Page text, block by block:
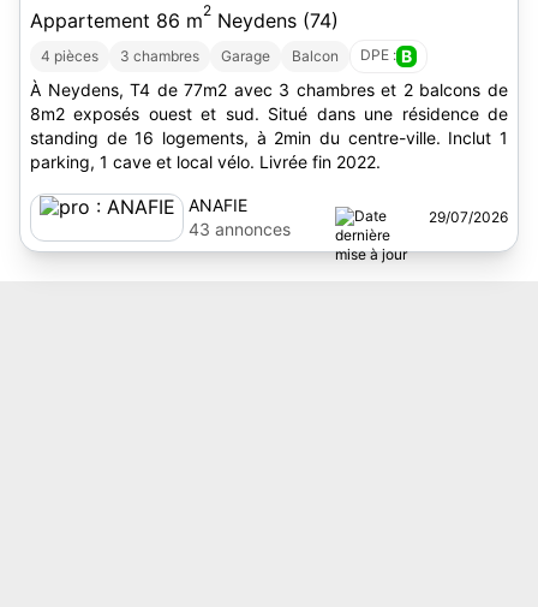
Appartement 86 m2 Neydens (74)
4 pièces 3 chambres Garage Balcon DPE : B
À Neydens, T4 de 77m2 avec 3 chambres et 2 balcons de
8m2 exposés ouest et sud. Situé dans une résidence de
standing de 16 logements, à 2min du centre-ville. Inclut 1
parking, 1 cave et local vélo. Livrée fin 2022.
ANAFIE
43 annonces
29/07/2026